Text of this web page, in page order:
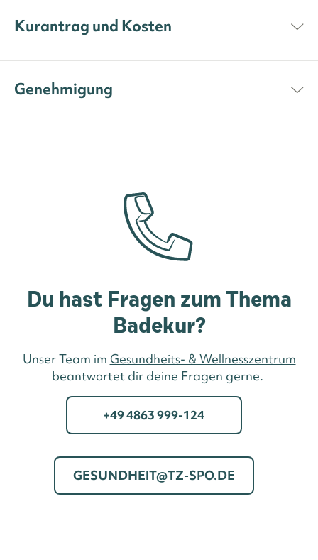
Kurantrag und Kosten
Genehmigung
Du hast Fragen zum Thema
Badekur?
Unser Team im Gesundheits- & Wellnesszentrum
beantwortet dir deine Fragen gerne.
+49 4863 999-124
GESUNDHEIT@TZ-SPO.DE